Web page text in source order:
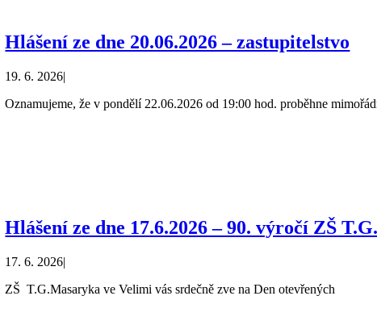
Hlášení ze dne 20.06.2026 – zastupitelstvo
19. 6. 2026|
Oznamujeme, že v pondělí 22.06.2026 od 19:00 hod. proběhne
Hlášení ze dne 17.6.2026 – 90. výročí ZŠ
17. 6. 2026|
ZŠ T.G.Masaryka ve Velimi vás srdečně zve na Den otevřených